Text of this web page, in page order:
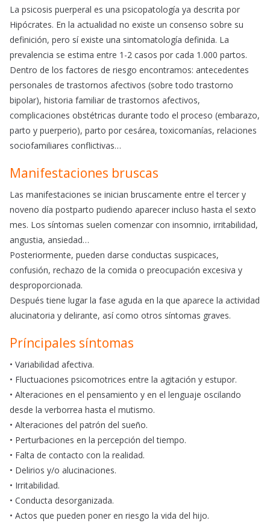
La psicosis puerperal es una psicopatología ya descrita por
Hipócrates. En la actualidad no existe un consenso sobre su
definición, pero sí existe una sintomatología definida. La
prevalencia se estima entre 1-2 casos por cada 1.000 partos.
Dentro de los factores de riesgo encontramos: antecedentes
personales de trastornos afectivos (sobre todo trastorno
bipolar), historia familiar de trastornos afectivos,
complicaciones obstétricas durante todo el proceso (embarazo,
parto y puerperio), parto por cesárea, toxicomanías, relaciones
sociofamiliares conflictivas…
Manifestaciones bruscas
Las manifestaciones se inician bruscamente entre el tercer y
noveno día postparto pudiendo aparecer incluso hasta el sexto
mes. Los síntomas suelen comenzar con insomnio, irritabilidad,
angustia, ansiedad…
Posteriormente, pueden darse conductas suspicaces,
confusión, rechazo de la comida o preocupación excesiva y
desproporcionada.
Después tiene lugar la fase aguda en la que aparece la actividad
alucinatoria y delirante, así como otros síntomas graves.
Príncipales síntomas
• Variabilidad afectiva.
• Fluctuaciones psicomotrices entre la agitación y estupor.
• Alteraciones en el pensamiento y en el lenguaje oscilando
desde la verborrea hasta el mutismo.
• Alteraciones del patrón del sueño.
• Perturbaciones en la percepción del tiempo.
• Falta de contacto con la realidad.
• Delirios y/o alucinaciones.
• Irritabilidad.
• Conducta desorganizada.
• Actos que pueden poner en riesgo la vida del hijo.